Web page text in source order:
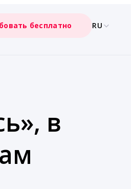
бесплатно RU
в